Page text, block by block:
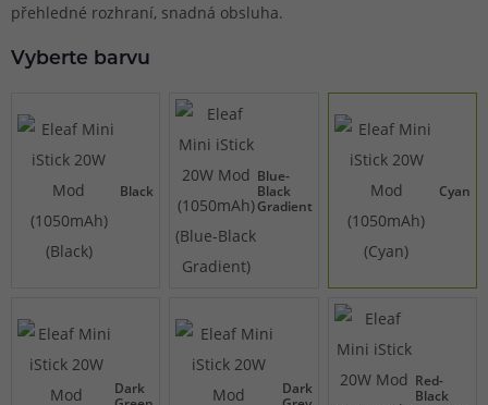
přehledné rozhraní, snadná obsluha.
Vyberte barvu
Black
Blue-
Black
Gradient
Cyan
Dark
Dark
Red-
Black